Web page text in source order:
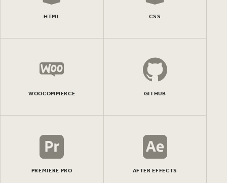
HTML CSS
WOOCOMMERCE GITHUB
PREMIERE PRO AFTER EFFECTS